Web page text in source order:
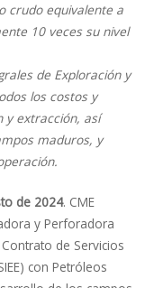
crudo equivalente a
10 veces su nivel
de Exploración y
los costos y
y extracción, así
maduros, y
de 2024. CME
y Perforadora
de Servicios
con Petróleos